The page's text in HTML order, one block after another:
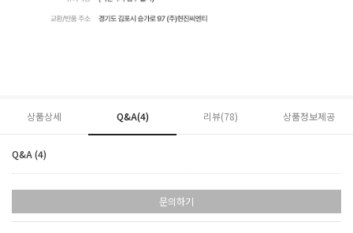
상품상세 Q&A(4) 리뷰(78) 상품정보제공
Q&A (4)
문의하기